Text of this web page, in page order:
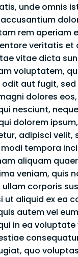
unde omnis
rem aperiam
veritatis et
vitae dicta
voluptatem,
aut fugit, sed
dolores
nesciunt,
dolorem
adipisci velit,
tempora
aliquam
veniam, quis
corporis
ut aliquid ex ea
autem vel
in ea voluptate
quo